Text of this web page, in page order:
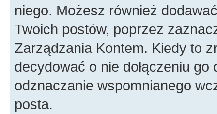
niego. Możesz również
Twoich postów, poprzez
Zarządzania Kontem. Kiedy to
decydować o nie dołączeniu
odznaczanie wspomnianego
posta.